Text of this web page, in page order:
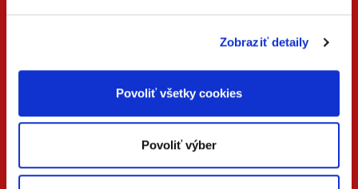
Zobraziť detaily
Povoliť všetky cookies
Povoliť výber
ONLINE
PDF
KONTAKTUJTE NÁS
+420 733 734 348